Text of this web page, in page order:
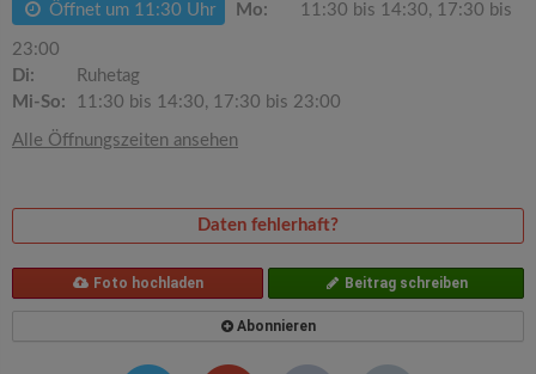
Öffnet um 11:30 Uhr Mo: 11:30 bis 14:30, 17:30 bis
23:00
Di:
Ruhetag
Mi-So:
11:30 bis 14:30, 17:30 bis 23:00
Alle Öffnungszeiten ansehen
Daten fehlerhaft?
Foto hochladen Beitrag schreiben
Abonnieren
t
o
n